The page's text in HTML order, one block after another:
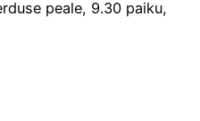
peale, 9.30 paiku,